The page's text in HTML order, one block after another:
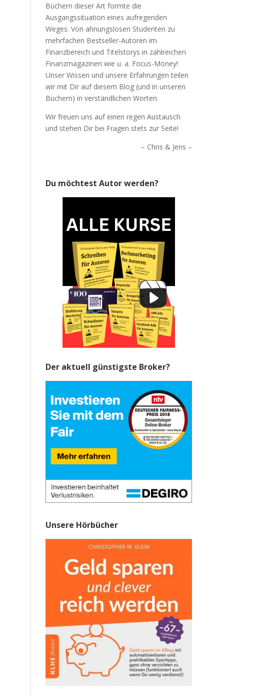
Büchern dieser Art formte die
Ausgangssituation eines aufregenden
Weges. Von ahnungslosen Studenten zu
mehrfachen Bestseller-Autoren im
Finanzbereich und Titelstorys in zahlreichen
Finanzmagazinen wie u. a. Focus-Money!
Unser Wissen und unsere Erfahrungen teilen
wir mit Dir auf diesem Blog (und in unseren
Büchern) in verständlichen Worten.
Wir freuen uns auf einen regen Austausch
und stehen Dir bei Fragen stets zur Seite!
– Chris & Jens –
Du möchtest Autor werden?
Der aktuell günstigste Broker?
Unsere Hörbücher